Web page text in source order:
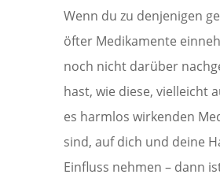
Wenn du zu denjenigen
öfter Medikamente
noch nicht darüber
hast, wie diese, vielleicht
es harmlos wirkenden
sind, auf dich und deine
Einfluss nehmen – dann